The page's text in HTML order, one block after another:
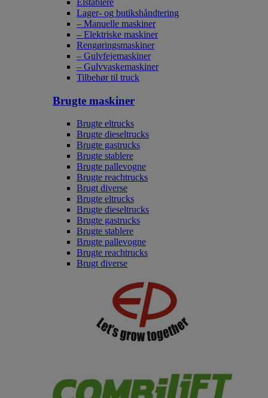
Elstablere
Lager- og butikshåndtering
– Manuelle maskiner
– Elektriske maskiner
Rengøringsmaskiner
– Gulvfejemaskiner
– Gulvvaskemaskiner
Tilbehør til truck
Brugte maskiner
Brugte eltrucks
Brugte dieseltrucks
Brugte gastrucks
Brugte stablere
Brugte pallevogne
Brugte reachtrucks
Brugt diverse
Brugte eltrucks
Brugte dieseltrucks
Brugte gastrucks
Brugte stablere
Brugte pallevogne
Brugte reachtrucks
Brugt diverse